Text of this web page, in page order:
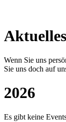
Wenn Sie uns
Sie uns doch auf
2026
Es gibt keine